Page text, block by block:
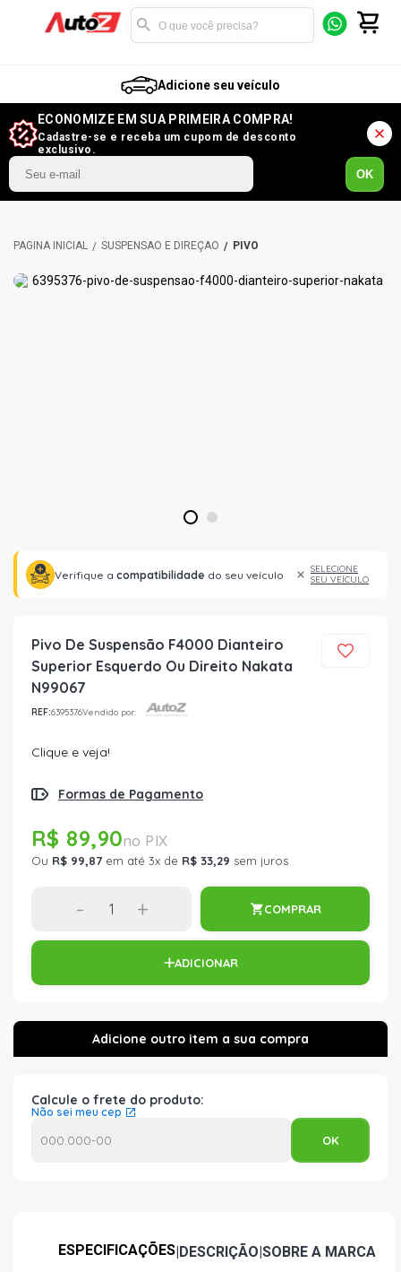
Adicione seu veículo
ECONOMIZE EM SUA PRIMEIRA COMPRA!
Cadastre-se e receba um cupom de desconto
exclusivo.
OK
SUSPENSÃO E DIREÇÃO PIVÔ
1 2
Verifique a compatibilidade do seu veículo
SELECIONE
SEU VEÍCULO
Pivo De Suspensão F4000 Dianteiro
Superior Esquerdo Ou Direito Nakata
N99067
REF:6395376Vendido por:
Clique e veja!
Formas de Pagamento
R$ 89,90
Ou R$ 99,87 em até 3x de R$ 33,29 sem juros
- + COMPRAR
ADICIONAR
Calcule o frete do produto:
Não sei meu cep
ESPECIFICAÇÕES|DESCRIÇÃO|SOBRE A MARCA